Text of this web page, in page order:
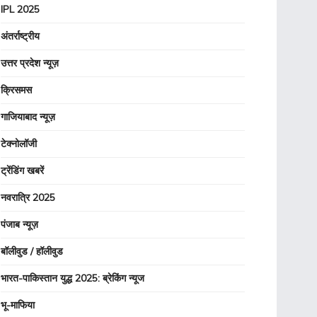
IPL 2025
अंतर्राष्ट्रीय
उत्तर प्रदेश न्यूज़
क्रिसमस
गाजियाबाद न्यूज़
टेक्नोलॉजी
ट्रेंडिंग खबरें
नवरात्रि 2025
पंजाब न्यूज़
बॉलीवुड / हॉलीवुड
भारत-पाकिस्तान युद्ध 2025: ब्रेकिंग न्यूज
भू-माफिया